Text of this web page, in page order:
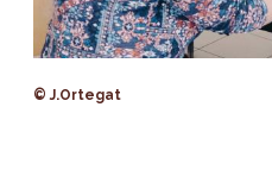
© J.Ortegat